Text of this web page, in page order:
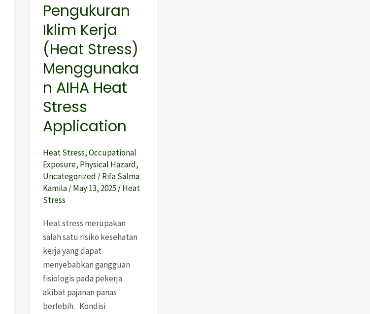
Pengukuran
Iklim Kerja
(Heat Stress)
Menggunaka
n AIHA Heat
Stress
Application
Heat Stress,Occupational
Exposure, Physical Hazard,
Uncategorized/Rifa Salma
Kamila/May 13, 2025/Heat
Stress
Heat stress merupakan
salah satu risiko kesehatan
kerja yang dapat
menyebabkan gangguan
fisiologis pada pekerja
akibat pajanan panas
berlebih. Kondisi
Menggunakan
AIHA
Heat
Stress
Application